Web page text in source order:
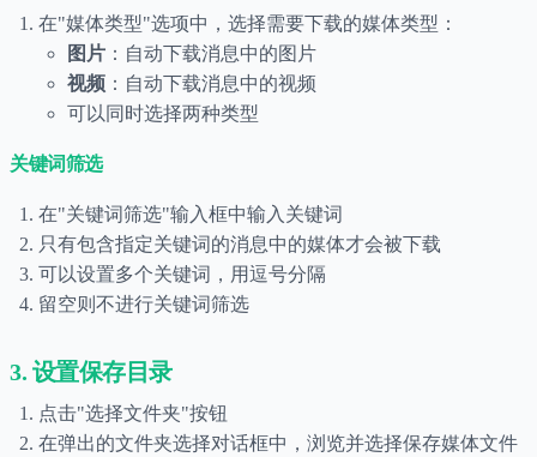
在"媒体类型"选项中，选择需要下载的媒体类型：
图片 ：自动下载消息中的图片
视频 ：自动下载消息中的视频
可以同时选择两种类型
关键词筛选
在"关键词筛选"输入框中输入关键词
只有包含指定关键词的消息中的媒体才会被下载
可以设置多个关键词，用逗号分隔
留空则不进行关键词筛选
3. 设置保存目录
点击"选择文件夹"按钮
在弹出的文件夹选择对话框中，浏览并选择保存媒体文件